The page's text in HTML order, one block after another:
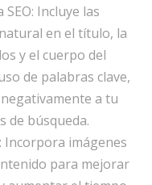
Incluye las
en el título, la
y el cuerpo del
de palabras clave,
a tu
de búsqueda.
Incorpora imágenes
para mejorar